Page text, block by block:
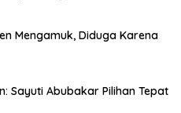
Mengamuk, Diduga Karena
Sayuti Abubakar Pilihan Tepat